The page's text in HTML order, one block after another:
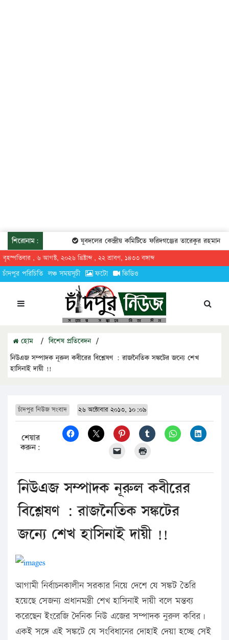
শিরোনাম: যুবদলের কেন্দ্রীয় কমিটিতে ফরিদগঞ্জের তারেকুর রহমান
বৃহস্পতিবার , ৬ আগস্ট, ২০২৬ খ্রিষ্টাব্দ , ২২ শ্রাবণ, ১৪৩৩ বঙ্গাব্দ
চাঁদপুর পরিচিতি লঞ্চ সময়সূচী ফটো ভিডিও
হোম / বিশেষ প্রতিবেদন /
নিউএজ সম্পাদক নূরুল কবীরের বিশ্লেষণ : রাজনৈতিক সঙ্কটের জন্যে শেখ
হাসিনাই দায়ী !!
চাঁদপুর নিউজ সংবাদ ২৬ অক্টোবার ২০১৩, ১০:০৯
শেয়ার
করুন:
নিউএজ সম্পাদক নূরুল কবীরের
বিশ্লেষণ : রাজনৈতিক সঙ্কটের
জন্যে শেখ হাসিনাই দায়ী !!
আগামী নির্বাচনকালীন সরকার নিয়ে দেশে যে সঙ্কট তৈরি
হয়েছে সেজন্য প্রধানমন্ত্রী শেখ হাসিনাই দায়ী বলে মন্তব্য
করেছেন ইংরেজি দৈনিক নিউ এজের সম্পাদক নুরুল কবির।
একই সঙ্গে এই সঙ্কটে যে সংবিধানের দোহাই দেয়া হচ্ছে সেই